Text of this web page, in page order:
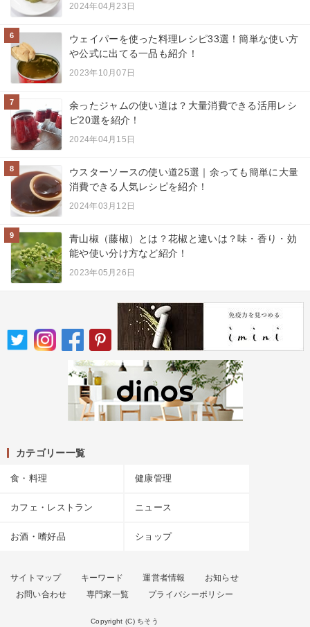
2024年04月23日
6
ウェイパーを使った料理レシピ33選！簡単な使い方
や公式に出てる一品も紹介！
2023年10月07日
7
余ったジャムの使い道は？大量消費できる活用レシ
ピ20選を紹介！
2024年04月15日
8
ウスターソースの使い道25選｜余っても簡単に大量
消費できる人気レシピを紹介！
2024年03月12日
9
青山椒（藤椒）とは？花椒と違いは？味・香り・効
能や使い分け方など紹介！
2023年05月26日
カテゴリー一覧
食・料理 健康管理
カフェ・レストラン ニュース
お酒・嗜好品 ショップ
サイトマップ キーワード 運営者情報
お知らせ
お問い合わせ
専門家一覧 プライバシーポリシー
Copyright (C) ちそう